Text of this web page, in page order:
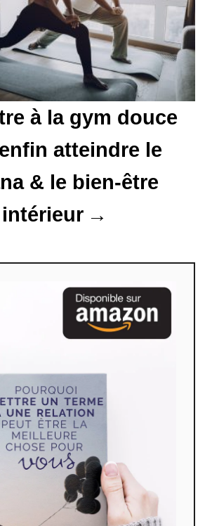
à la gym douce
atteindre le
& le bien-être
intérieur